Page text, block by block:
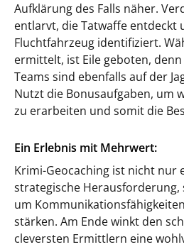
Aufklärung des Falls näher.
entlarvt, die Tatwaffe entdeckt
Fluchtfahrzeug identifiziert.
ermittelt, ist Eile geboten,
Teams sind ebenfalls auf der
Nutzt die Bonusaufgaben, um
zu erarbeiten und somit die
Ein Erlebnis mit Mehrwert:
Krimi-Geocaching ist nicht nur
strategische
um
stärken. Am Ende winkt den
cleversten Ermittlern eine